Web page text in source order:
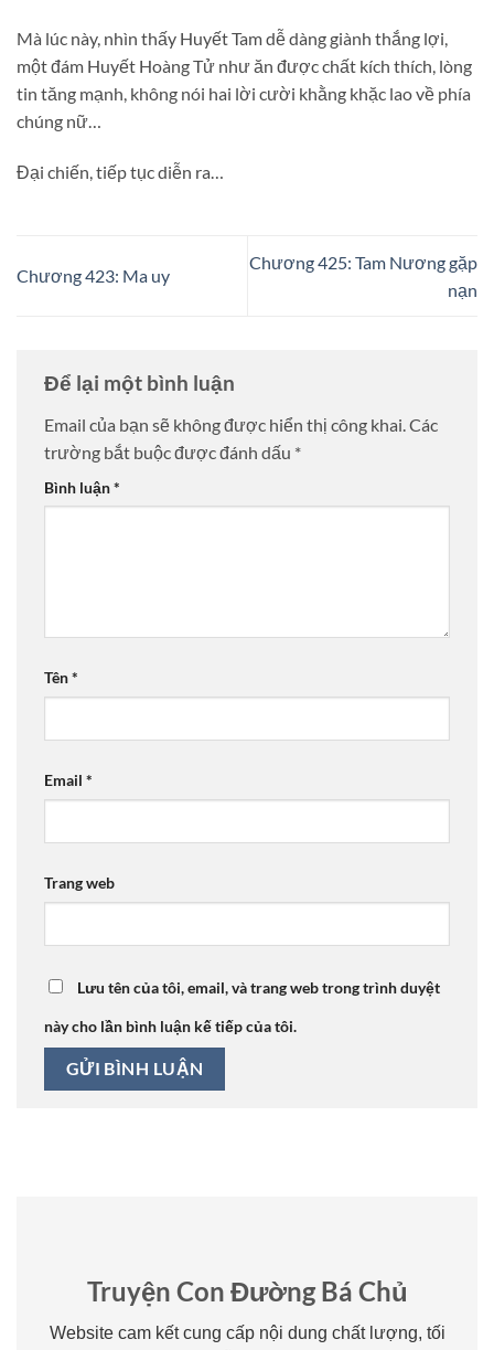
Mà lúc này, nhìn thấy Huyết Tam dễ dàng giành thắng lợi,
một đám Huyết Hoàng Tử như ăn được chất kích thích, lòng
tin tăng mạnh, không nói hai lời cười khằng khặc lao về phía
chúng nữ…
Đại chiến, tiếp tục diễn ra…
Chương 423: Ma uy
Chương 425: Tam Nương gặp
nạn
Để lại một bình luận
Email của bạn sẽ không được hiển thị công khai. Các
trường bắt buộc được đánh dấu *
Bình luận*
Tên*
Email *
Trang web
Lưu tên của tôi, email, và trang web trong trình duyệt
này cho lần bình luận kế tiếp của tôi.
Truyện Con Đường Bá Chủ
Website cam kết cung cấp nội dung chất lượng, tối